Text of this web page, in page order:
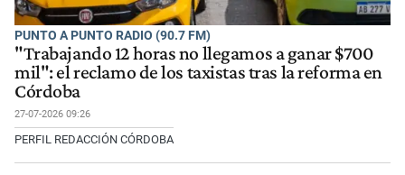
PUNTO A PUNTO RADIO (90.7 FM)
"Trabajando 12 horas no llegamos a ganar $700
mil": el reclamo de los taxistas tras la reforma en
Córdoba
27-07-2026 09:26
PERFIL REDACCIÓN CÓRDOBA